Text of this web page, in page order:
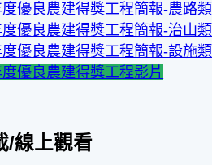
優良農建得獎工程簡報-農路類
優良農建得獎工程簡報-治山類
優良農建得獎工程簡報-設施類
優良農建得獎工程影片
/線上觀看